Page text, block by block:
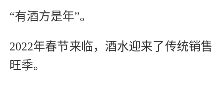
“有酒方是年”。
2022年春节来临，酒水迎来了传统销售
旺季。